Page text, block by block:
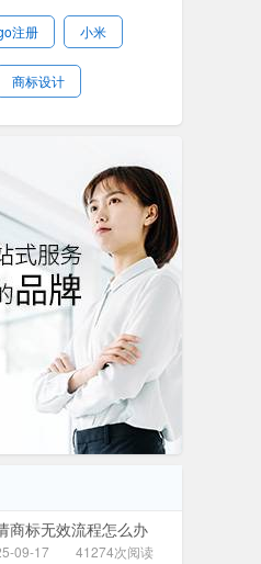
注册 小米
商标设计
商标无效流程怎么办
09-17 41274次阅读